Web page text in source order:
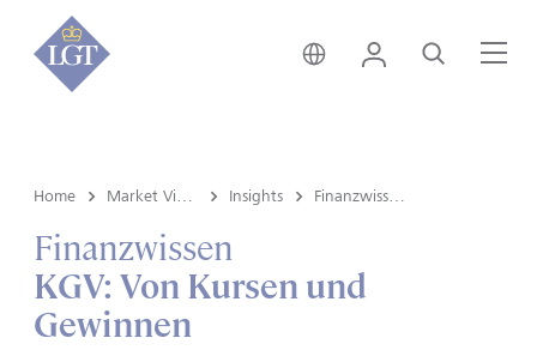
Österreich • Deutsch
Login Suche
Home Insights
Finanzwissen
KGV: Von Kursen und
Gewinnen